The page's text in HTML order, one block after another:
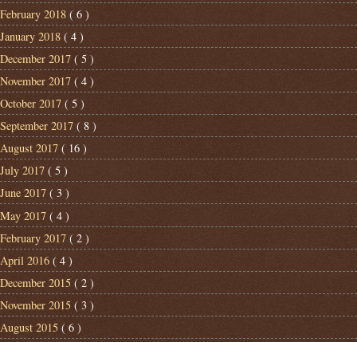
February 2018 ( 6 )
January 2018 ( 4 )
December 2017 ( 5 )
November 2017 ( 4 )
October 2017 ( 5 )
September 2017 ( 8 )
August 2017 ( 16 )
July 2017 ( 5 )
June 2017 ( 3 )
May 2017 ( 4 )
February 2017 ( 2 )
April 2016 ( 4 )
December 2015 ( 2 )
November 2015 ( 3 )
August 2015 ( 6 )